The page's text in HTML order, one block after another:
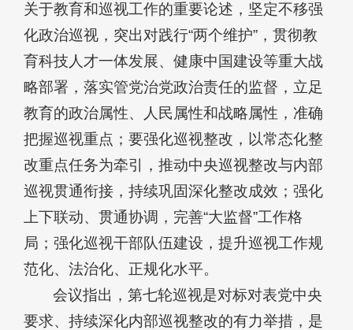
关于教育和巡视工作的重要论述，坚定不移强
化政治巡视，突出对践行“两个维护”，贯彻教
育科技人才一体发展、健康中国建设等重大战
略部署，落实管党治党政治责任的监督，立足
教育的政治属性、人民属性和战略属性，准确
把握巡视重点；要强化巡视整改，以常态化整
改重点任务为牵引，推动中央巡视整改与内部
巡视贯通衔接，持续巩固深化整改成效；强化
上下联动、贯通协调，完善“大监督”工作格
局；强化巡视干部队伍建设，提升巡视工作规
范化、法治化、正规化水平。
会议指出，第七轮巡视是对标对表党中央
要求、持续深化内部巡视整改的有力举措，是